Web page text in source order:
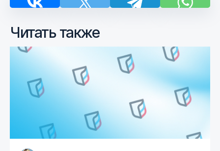
Читать также